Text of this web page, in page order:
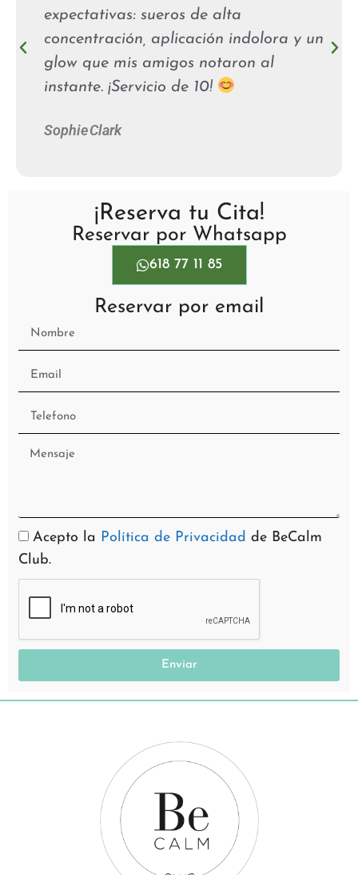
expectativas: sueros de alta
concentración, aplicación indolora y un
glow que mis amigos notaron al
instante. ¡Servicio de 10!
Sophie Clark
¡Reserva tu Cita!
Reservar por Whatsapp
618 77 11 85
Reservar por email
Acepto la Política de Privacidad de BeCalm
Club.
Enviar